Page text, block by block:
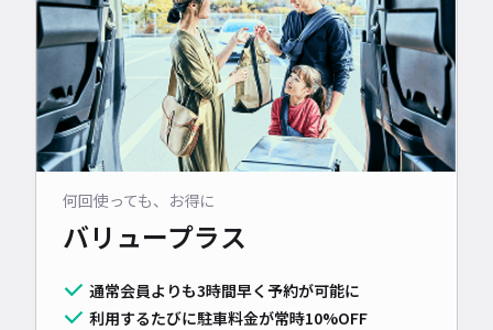
何回使っても、お得に
バリュープラス
通常会員よりも3時間早く予約が可能に
利用するたびに駐車料金が常時10%OFF